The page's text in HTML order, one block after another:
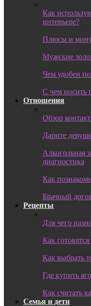
Как
интерьере?
Плюсы и
Мужские
Чем удобен
С чем носить
Отношения
Обзор
Дарите
Алкогольная
диагностика
Как
Брачный
Рецепты
Для чего
Как
Как выбрать
Где купить
Как считать
Семья и дети